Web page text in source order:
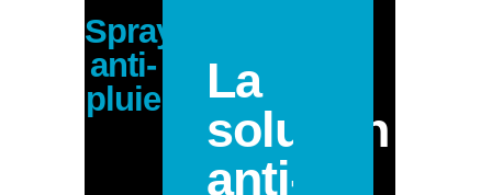
Spray
anti-
pluie
La
solution
anti-